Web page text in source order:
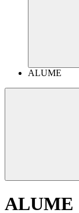
ALUME
ALUME